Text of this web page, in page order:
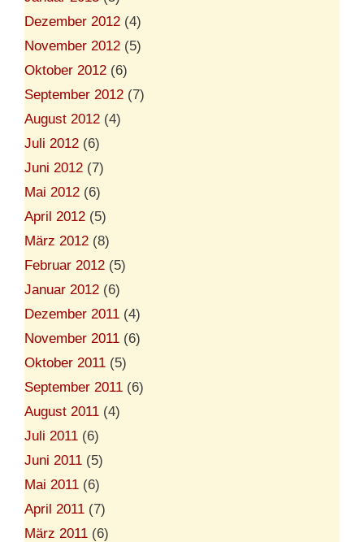
Dezember 2012 (4)
November 2012 (5)
Oktober 2012 (6)
September 2012 (7)
August 2012 (4)
Juli 2012 (6)
Juni 2012 (7)
Mai 2012 (6)
April 2012 (5)
März 2012 (8)
Februar 2012 (5)
Januar 2012 (6)
Dezember 2011 (4)
November 2011 (6)
Oktober 2011 (5)
September 2011 (6)
August 2011 (4)
Juli 2011 (6)
Juni 2011 (5)
Mai 2011 (6)
April 2011 (7)
März 2011 (6)